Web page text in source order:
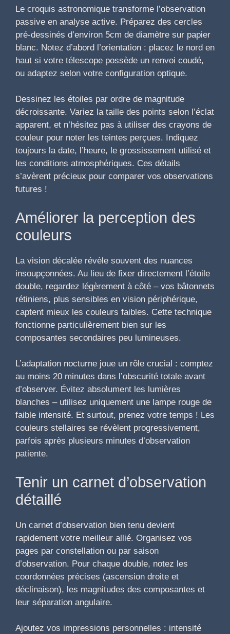
Le croquis astronomique transforme l’observation
passive en analyse active. Préparez des cercles
pré-dessinés d’environ 5cm de diamètre sur papier
blanc. Notez d’abord l’orientation : placez le nord en
haut si votre télescope possède un renvoi coudé,
ou adaptez selon votre configuration optique.
Dessinez les étoiles par ordre de magnitude
décroissante. Variez la taille des points selon l’éclat
apparent, et n’hésitez pas à utiliser des crayons de
couleur pour noter les teintes perçues. Indiquez
toujours la date, l’heure, le grossissement utilisé et
les conditions atmosphériques. Ces détails
s’avèrent précieux pour comparer vos observations
futures !
Améliorer la perception des
couleurs
La vision décalée révèle souvent des nuances
insoupçonnées. Au lieu de fixer directement l’étoile
double, regardez légèrement à côté – vos bâtonnets
rétiniens, plus sensibles en vision périphérique,
captent mieux les couleurs faibles. Cette technique
fonctionne particulièrement bien sur les
composantes secondaires peu lumineuses.
L’adaptation nocturne joue un rôle crucial : comptez
au moins 20 minutes dans l’obscurité totale avant
d’observer. Évitez absolument les lumières
blanches – utilisez uniquement une lampe rouge de
faible intensité. Et surtout, prenez votre temps ! Les
couleurs stellaires se révèlent progressivement,
parfois après plusieurs minutes d’observation
patiente.
Tenir un carnet d’observation
détaillé
Un carnet d’observation bien tenu devient
rapidement votre meilleur allié. Organisez vos
pages par constellation ou par saison
d’observation. Pour chaque double, notez les
coordonnées précises (ascension droite et
déclinaison), les magnitudes des composantes et
leur séparation angulaire.
Ajoutez vos impressions personnelles : intensité